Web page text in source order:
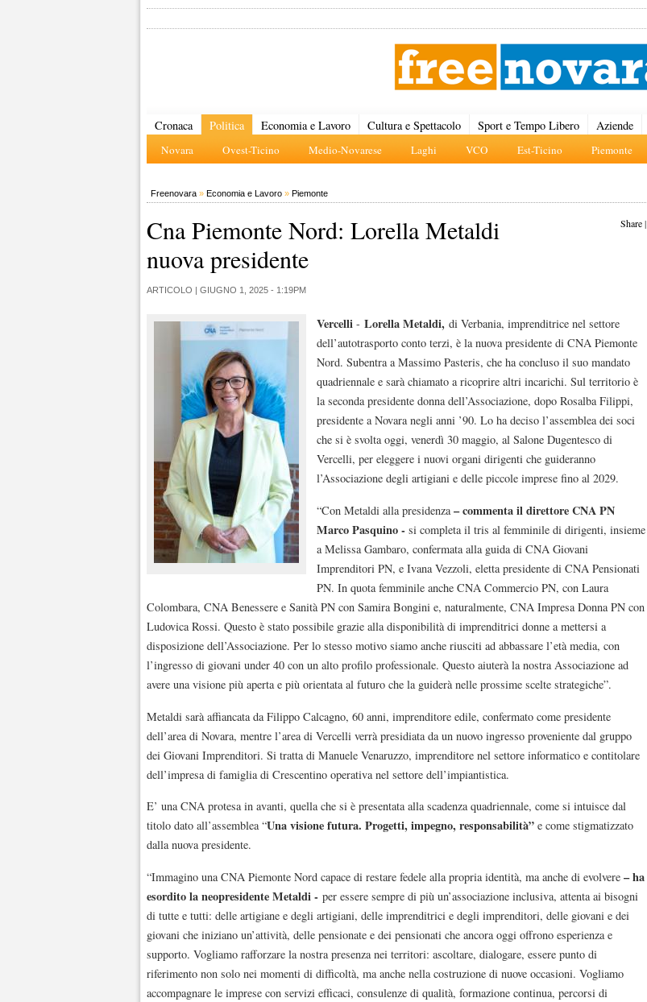
Cronaca Politica
Novara Ovest-Ticino Medio-Novarese Laghi VCO Est-Ticino Piemonte
Economia e Lavoro Cultura e Spettacolo Sport e Tempo Libero Aziende
Freenovara » Economia e Lavoro » Piemonte
Share|
Cna Piemonte Nord: Lorella Metaldi
nuova presidente
ARTICOLO | GIUGNO 1, 2025 - 1:19PM
Vercelli - Lorella Metaldi, di Verbania, imprenditrice nel settore
dell’autotrasporto conto terzi, è la nuova presidente di CNA Piemonte
Nord. Subentra a Massimo Pasteris, che ha concluso il suo mandato
quadriennale e sarà chiamato a ricoprire altri incarichi. Sul territorio è
la seconda presidente donna dell’Associazione, dopo Rosalba Filippi,
presidente a Novara negli anni ’90. Lo ha deciso l’assemblea dei soci
che si è svolta oggi, venerdì 30 maggio, al Salone Dugentesco di
Vercelli, per eleggere i nuovi organi dirigenti che guideranno
l’Associazione degli artigiani e delle piccole imprese fino al 2029.
“Con Metaldi alla presidenza– commenta il direttore CNA PN
Marco Pasquino - si completa il tris al femminile di dirigenti, insieme
a Melissa Gambaro, confermata alla guida di CNA Giovani
Imprenditori PN, e Ivana Vezzoli, eletta presidente di CNA Pensionati
PN. In quota femminile anche CNA Commercio PN, con Laura
Colombara, CNA Benessere e Sanità PN con Samira Bongini e, naturalmente, CNA Impresa Donna PN con
Ludovica Rossi. Questo è stato possibile grazie alla disponibilità di imprenditrici donne a mettersi a
disposizione dell’Associazione. Per lo stesso motivo siamo anche riusciti ad abbassare l’età media, con
l’ingresso di giovani under 40 con un alto profilo professionale. Questo aiuterà la nostra Associazione ad
avere una visione più aperta e più orientata al futuro che la guiderà nelle prossime scelte strategiche”.
Metaldi sarà affiancata da Filippo Calcagno, 60 anni, imprenditore edile, confermato come presidente
dell’area di Novara, mentre l’area di Vercelli verrà presidiata da un nuovo ingresso proveniente dal gruppo
dei Giovani Imprenditori. Si tratta di Manuele Venaruzzo, imprenditore nel settore informatico e contitolare
dell’impresa di famiglia di Crescentino operativa nel settore dell’impiantistica.
E’ una CNA protesa in avanti, quella che si è presentata alla scadenza quadriennale, come si intuisce dal
titolo dato all’assemblea “Una visione futura. Progetti, impegno, responsabilità” e come stigmatizzato
dalla nuova presidente.
“Immagino una CNA Piemonte Nord capace di restare fedele alla propria identità, ma anche di evolvere – ha
esordito la neopresidente Metaldi - per essere sempre di più un’associazione inclusiva, attenta ai bisogni
di tutte e tutti: delle artigiane e degli artigiani, delle imprenditrici e degli imprenditori, delle giovani e dei
giovani che iniziano un’attività, delle pensionate e dei pensionati che ancora oggi offrono esperienza e
supporto. Vogliamo rafforzare la nostra presenza nei territori: ascoltare, dialogare, essere punto di
riferimento non solo nei momenti di difficoltà, ma anche nella costruzione di nuove occasioni. Vogliamo
accompagnare le imprese con servizi efficaci, consulenze di qualità, formazione continua, percorsi di